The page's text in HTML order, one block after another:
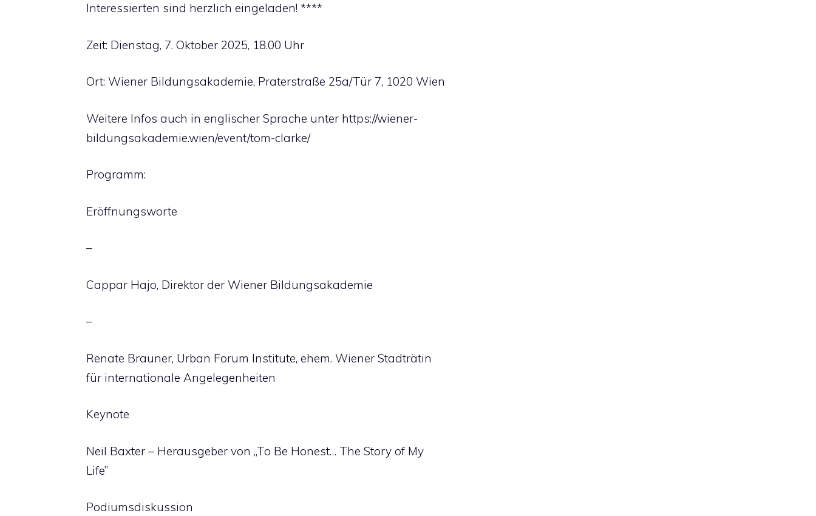
Interessierten sind herzlich eingeladen! ****
Zeit: Dienstag, 7. Oktober 2025, 18.00 Uhr
Ort: Wiener Bildungsakademie, Praterstraße 25a/Tür 7, 1020 Wien
Weitere Infos auch in englischer Sprache unter https://wiener-
bildungsakademie.wien/event/tom-clarke/
Programm:
Eröffnungsworte
–
Cappar Hajo, Direktor der Wiener Bildungsakademie
–
Renate Brauner, Urban Forum Institute, ehem. Wiener Stadträtin
für internationale Angelegenheiten
Keynote
Neil Baxter – Herausgeber von „To Be Honest… The Story of My
Life”
Podiumsdiskussion